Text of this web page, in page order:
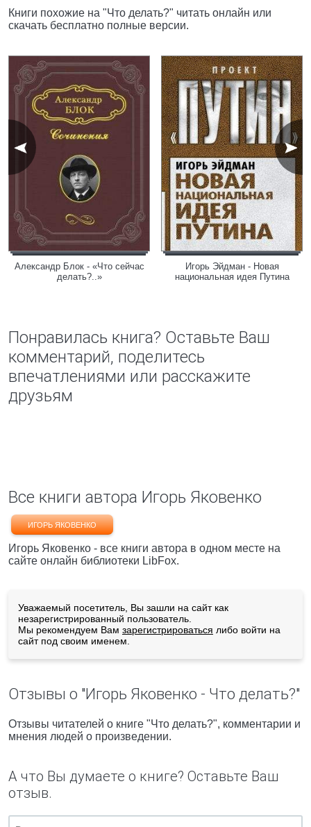
Книги похожие на "Что делать?" читать онлайн или
скачать бесплатно полные версии.
Александр Блок - «Что сейчас
делать?..»
Игорь Эйдман - Новая
национальная идея Путина
Понравилась книга? Оставьте Ваш
комментарий, поделитесь
впечатлениями или расскажите
друзьям
Все книги автора Игорь Яковенко
ИГОРЬ ЯКОВЕНКО
Игорь Яковенко - все книги автора в одном месте на
сайте онлайн библиотеки LibFox.
Уважаемый посетитель, Вы зашли на сайт как
незарегистрированный пользователь.
Мы рекомендуем Вам зарегистрироваться либо войти на
сайт под своим именем.
Отзывы о "Игорь Яковенко - Что делать?"
Отзывы читателей о книге "Что делать?", комментарии и
мнения людей о произведении.
А что Вы думаете о книге? Оставьте Ваш
отзыв.